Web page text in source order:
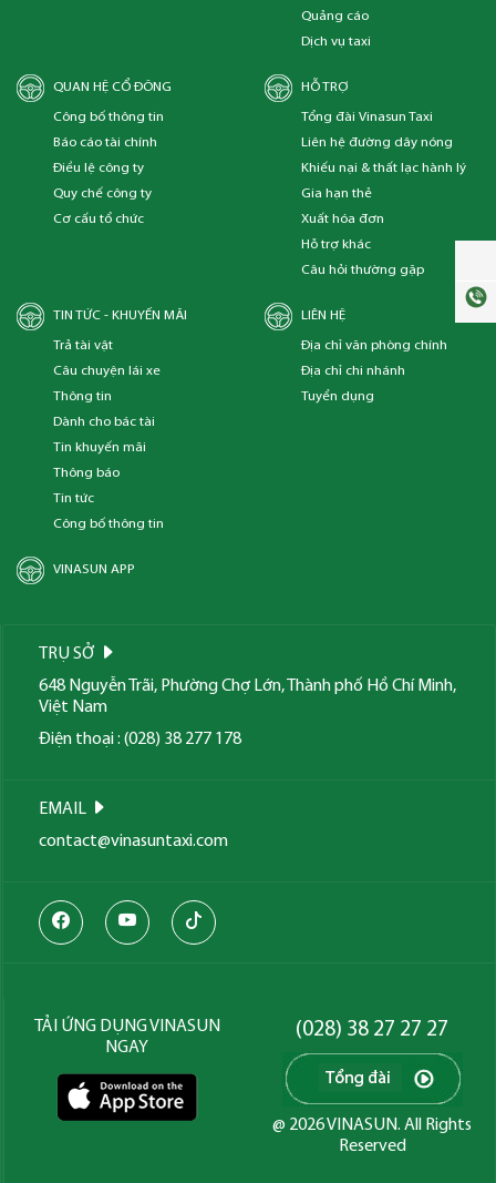
Quảng cáo
Dịch vụ taxi
QUAN HỆ CỔ ĐÔNG
Công bố thông tin
Báo cáo tài chính
Điều lệ công ty
Quy chế công ty
Cơ cấu tổ chức
HỖ TRỢ
Tổng đài Vinasun Taxi
Liên hệ đường dây nóng
Khiếu nại & thất lạc hành lý
Gia hạn thẻ
Xuất hóa đơn
Hỗ trợ khác
Câu hỏi thường gặp
TIN TỨC - KHUYẾN MÃI
Trả tài vật
Câu chuyện lái xe
Thông tin
Dành cho bác tài
Tin khuyến mãi
Thông báo
Tin tức
Công bố thông tin
VINASUN APP
LIÊN HỆ
Địa chỉ văn phòng chính
Địa chỉ chi nhánh
Tuyển dụng
TRỤ SỞ
648 Nguyễn Trãi, Phường Chợ Lớn, Thành phố Hồ Chí Minh,
Việt Nam
Điện thoại : (028) 38 277 178
EMAIL
contact@vinasuntaxi.com
TẢI ỨNG DỤNG VINASUN
NGAY
(028) 38 27 27 27
@ 2026 VINASUN. All Rights
Reserved